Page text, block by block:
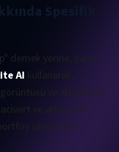
Spesifik
demek yerine, şuna
AI kullanarak,
ve altında bir
ve altın renk
oluşturun."